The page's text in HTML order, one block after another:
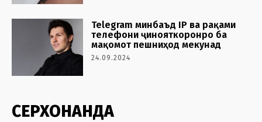
Telegram минбаъд IP ва рақами
телефони ҷинояткоронро ба
мақомот пешниҳод мекунад
24.09.2024
СЕРХОНАНДА